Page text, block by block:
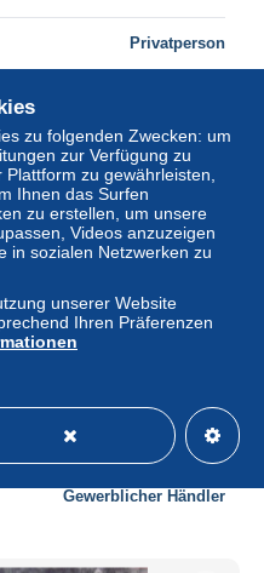
Privatperson
Zoo zebra animal
Gewerblicher Händler
zu folgenden Zwecken: um
zur Verfügung zu
zu gewährleisten,
Ihnen das Surfen
zu erstellen, um unsere
Videos anzuzeigen
in sozialen Netzwerken zu
unserer Website
Ihren Präferenzen